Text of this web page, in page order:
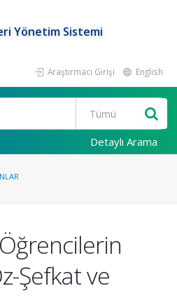
Yönetim Sistemi
Araştırmacı Girişi English
Detaylı Arama
Şefkat ve